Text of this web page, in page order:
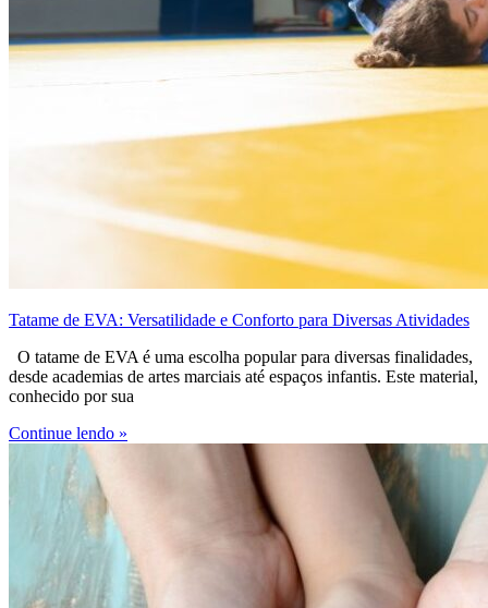
Tatame de EVA: Versatilidade e Conforto para Diversas Atividades
O tatame de EVA é uma escolha popular para diversas finalidades,
desde academias de artes marciais até espaços infantis. Este material,
conhecido por sua
Continue lendo »